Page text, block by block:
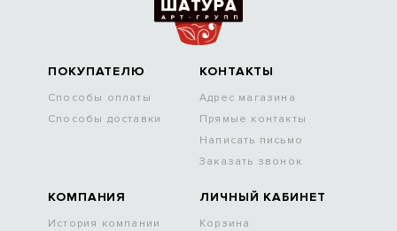
ПОКУПАТЕЛЮ
Способы оплаты
Способы доставки
КОНТАКТЫ
Адрес магазина
Прямые контакты
Написать письмо
Заказать звонок
КОМПАНИЯ
История компании
ЛИЧНЫЙ КАБИНЕТ
Корзина